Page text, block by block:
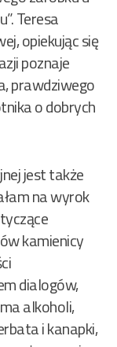
Teresa
opiekując się
poznaje
prawdziwego
o dobrych
jest także
na wyrok
kamienicy
dialogów,
alkoholi,
i kanapki,